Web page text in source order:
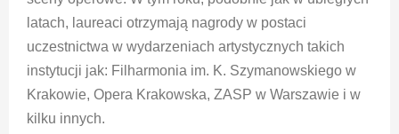
latach, laureaci otrzymają nagrody w postaci
uczestnictwa w wydarzeniach artystycznych takich
instytucji jak: Filharmonia im. K. Szymanowskiego w
Krakowie, Opera Krakowska, ZASP w Warszawie i w
kilku innych.